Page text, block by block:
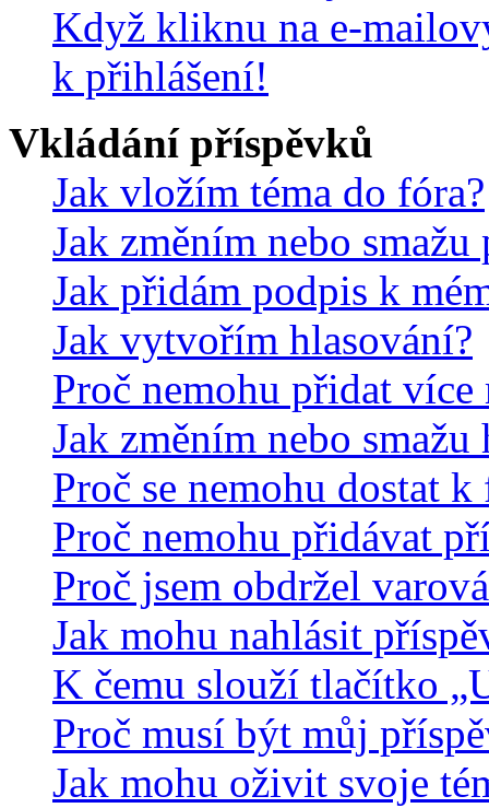
Když kliknu na e-
k přihlášení!
Vkládání příspěvků
Jak vložím téma do fóra?
Jak změním nebo smažu
Jak přidám podpis k
Jak vytvořím hlasování?
Proč nemohu přidat
Jak změním nebo smažu
Proč se nemohu dostat k
Proč nemohu přidávat
Proč jsem obdržel
Jak mohu nahlásit
K čemu slouží tlačítko
Proč musí být můj
Jak mohu oživit svoje